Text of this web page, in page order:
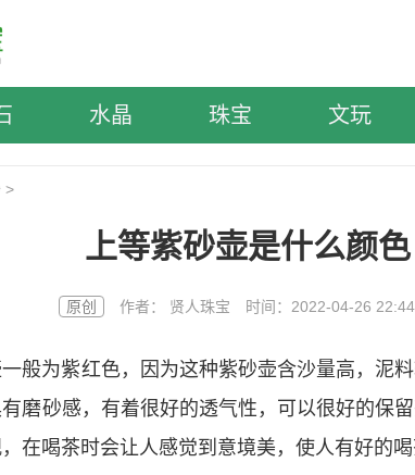
水晶 珠宝 文玩
>
上等紫砂壶是什么颜色
原创 作者： 贤人珠宝 时间：2022-04-26
般为紫红色，因为这种紫砂壶含沙量高，泥
磨砂感，有着很好的透气性，可以很好的保
在喝茶时会让人感觉到意境美，使人有好的喝